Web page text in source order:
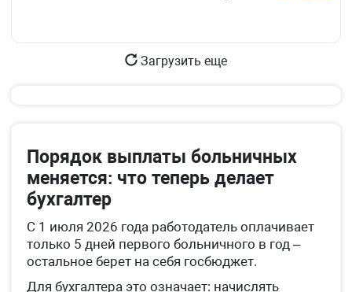
Загрузить еще
Порядок выплаты больничных
меняется: что теперь делает
бухгалтер
С 1 июля 2026 года работодатель оплачивает
только 5 дней первого больничного в год –
остальное берет на себя госбюджет.
Для бухгалтера это означает: начислять